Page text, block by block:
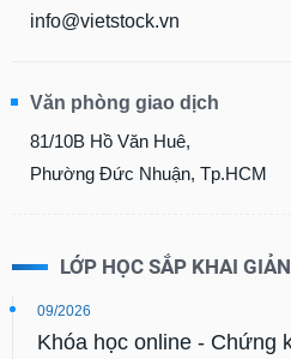
info@vietstock.vn
Văn phòng giao dịch
81/10B Hồ Văn Huê,
Phường Đức Nhuận, Tp.HCM
LỚP HỌC SẮP KHAI
09/2026
Khóa học online - Chứng